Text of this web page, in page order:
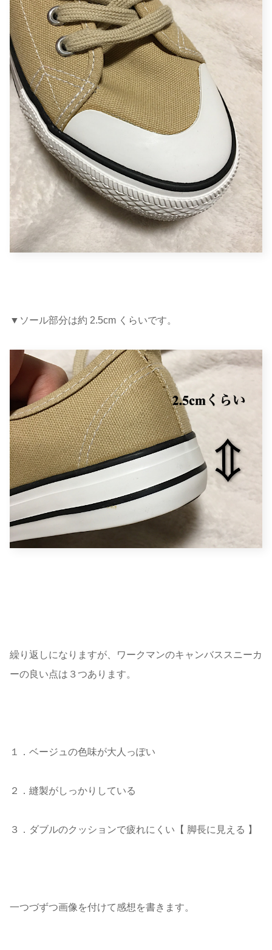
▼ソール部分は約 2.5cm くらいです。
繰り返しになりますが、ワークマンのキャンバススニーカ
ーの良い点は３つあります。
１．ベージュの色味が大人っぽい
２．縫製がしっかりしている
３．ダブルのクッションで疲れにくい【 脚長に見える 】
一つづずつ画像を付けて感想を書きます。